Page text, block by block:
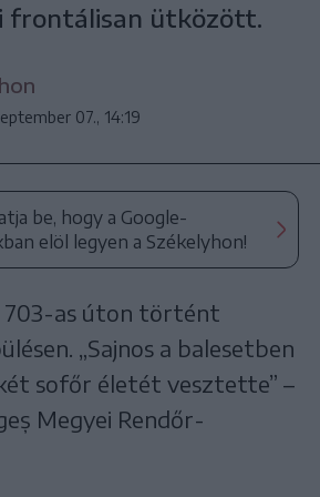
frontálisan ütközött.
07., 14:19
be, hogy a Google-
elöl legyen a Székelyhon!
703-as úton történt
„Sajnos a balesetben
sofőr életét vesztette” –
Megyei Rendőr-